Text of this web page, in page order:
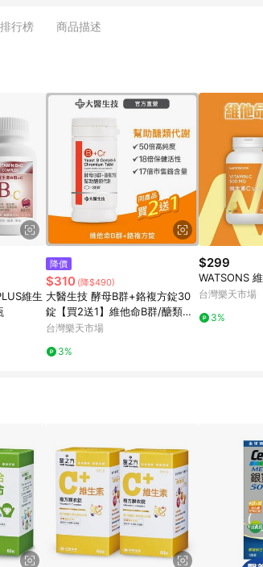
結帳，則不符
規格、顏色、價位、贈品與台灣樂天市場銷售網頁不符，以
議，台灣樂天市場保有更改條款與法律追訴之權利，活
行榜 商品描述
維生
降價
$310 (降$490)
大醫生技 酵母B群+鉻複方錠30
錠【買2送1】維他命B群/醣類代
謝
台灣樂天市場
3%
$299
WATSONS
台灣樂天市場
3%